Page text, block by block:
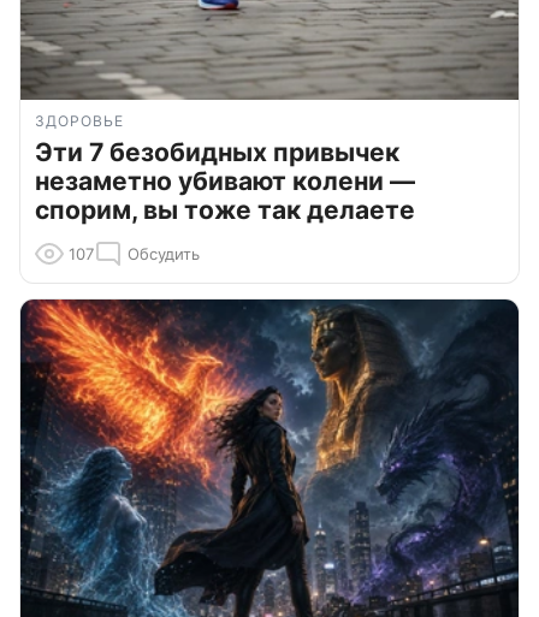
ЗДОРОВЬЕ
Эти 7 безобидных привычек
незаметно убивают колени —
спорим, вы тоже так делаете
107 Обсудить